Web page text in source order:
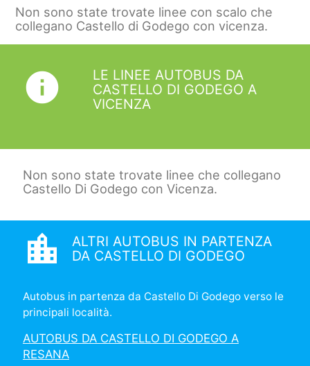
Non sono state trovate linee con scalo che
collegano Castello di Godego con vicenza.
info
LE LINEE AUTOBUS DA
CASTELLO DI GODEGO A
VICENZA
Non sono state trovate linee che collegano
Castello Di Godego con Vicenza.
location_city
ALTRI AUTOBUS IN PARTENZA
DA CASTELLO DI GODEGO
Autobus in partenza da Castello Di Godego verso le
principali località.
AUTOBUS DA CASTELLO DI GODEGO A
RESANA